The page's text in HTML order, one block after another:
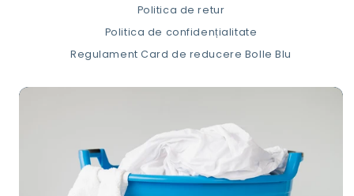
Politica de retur
Politica de confidențialitate
Regulament Card de reducere Bolle Blu